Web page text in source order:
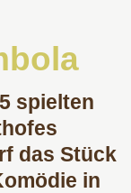
spielten
das Stück
in